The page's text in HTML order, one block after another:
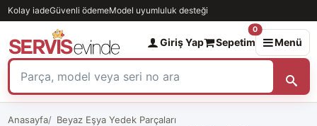
Kolay iadeGüvenli ödemeModel uyumluluk desteği
Giriş Yap Sepetim
0
Menü
Anasayfa
Beyaz Eşya Yedek Parçaları